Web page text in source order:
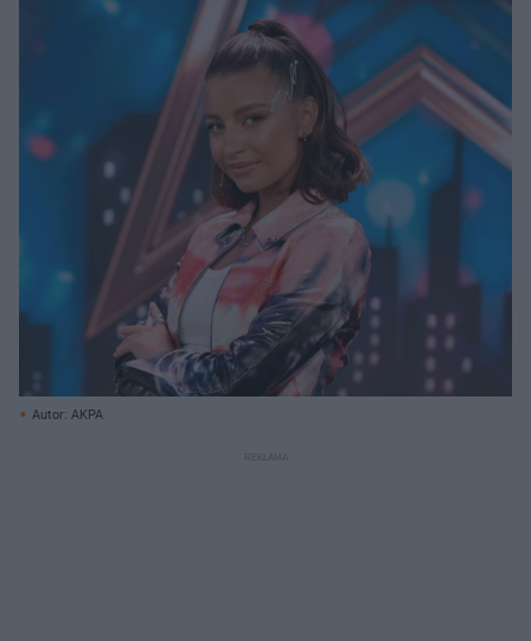
Autor: AKPA